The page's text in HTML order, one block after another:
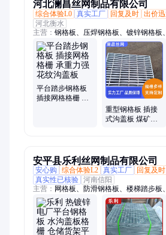
河北澜昌丝网制品有限公司
综合体验L0 真实工厂 回复及时 出价
河北衡水
主营： 钢格板、压焊钢格板、镀锌钢格板
板、格栅钢格板、钢格栅板、镀锌格栅板
板盖板、热镀锌格栅板、平台格栅板、不
盖板、复合钢格板、对插钢格板、插接钢
准钢格板、踏步板钢格板、楼梯钢格板、
板、化工厂钢格板、齿形防滑钢格板
平台踏步钢格板
插接网格格栅 承
重型钢格板 插接
式沟盖板 煤矿用
安平县乐利丝网制品有限公司
安心购
综合体验L2 真实工厂 回复及时
真实性已核验 河南信阳
主营： 网格板、防滑钢格板、楼梯踏步板
栅、排水地沟盖板、热镀锌钢格栅板、下
板、不锈钢钢格板